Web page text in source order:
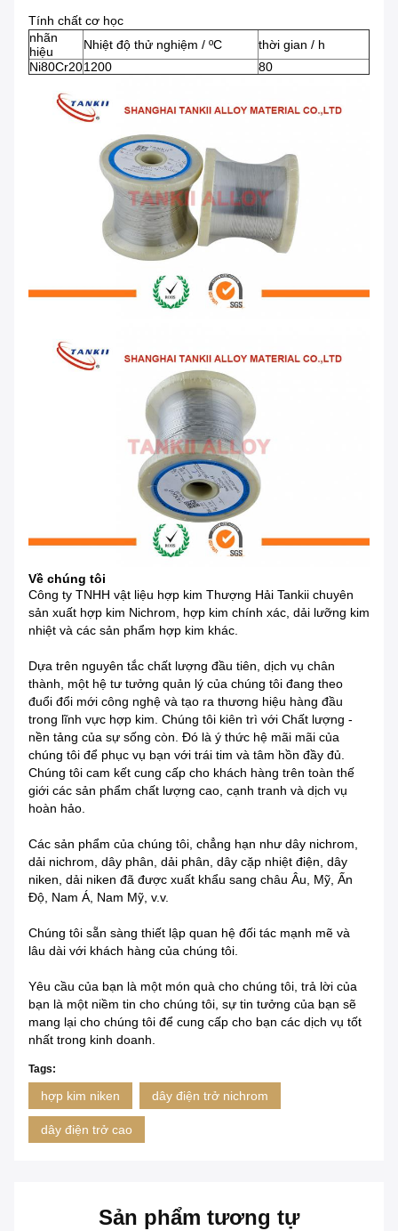
Tính chất cơ học
nhãn
hiệu
Nhiệt độ thử nghiệm / ºC
thời gian / h
Ni80Cr201200 80
Về chúng tôi
Công ty TNHH vật liệu hợp kim Thượng Hải Tankii chuyên
sản xuất hợp kim Nichrom, hợp kim chính xác, dải lưỡng kim
nhiệt và các sản phẩm hợp kim khác.
Dựa trên nguyên tắc chất lượng đầu tiên, dịch vụ chân
thành, một hệ tư tưởng quản lý của chúng tôi đang theo
đuổi đổi mới công nghệ và tạo ra thương hiệu hàng đầu
trong lĩnh vực hợp kim. Chúng tôi kiên trì với Chất lượng -
nền tảng của sự sống còn. Đó là ý thức hệ mãi mãi của
chúng tôi để phục vụ bạn với trái tim và tâm hồn đầy đủ.
Chúng tôi cam kết cung cấp cho khách hàng trên toàn thế
giới các sản phẩm chất lượng cao, cạnh tranh và dịch vụ
hoàn hảo.
Các sản phẩm của chúng tôi, chẳng hạn như dây nichrom,
dải nichrom, dây phân, dải phân, dây cặp nhiệt điện, dây
niken, dải niken đã được xuất khẩu sang châu Âu, Mỹ, Ấn
Độ, Nam Á, Nam Mỹ, v.v.
Chúng tôi sẵn sàng thiết lập quan hệ đối tác mạnh mẽ và
lâu dài với khách hàng của chúng tôi.
Yêu cầu của bạn là một món quà cho chúng tôi, trả lời của
bạn là một niềm tin cho chúng tôi, sự tin tưởng của bạn sẽ
mang lại cho chúng tôi để cung cấp cho bạn các dịch vụ tốt
nhất trong kinh doanh.
Tags:
hợp kim niken dây điện trở nichrom
dây điện trở cao
Sản phẩm tương tự